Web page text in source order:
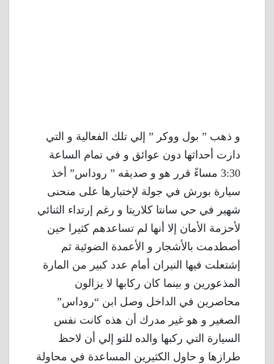
و ذهب ” بول ووكر ” إلي تلك الفعالية و التي
دارت أحداثها دون عوائق و في تمام الساعة
3:30 مساءً قرر هو و صديقه ” روداس” أخذ
سيارة بورش في جولة لإختبارها على منحنى
شهير في حي سانتا كلاريتا و رغم إرتداء الثنائي
لأحزمة الأمان إلا أنها لم تساعدهم كثيرا حين
أصطدمت بالأشجار و الأعمدة الضوئية ثم
إشتعلت فيها النيران أمام عدد كبير من المارة
المذعورين و بينما كان ركابها لا يزالون
محاصرين في الداخل وصل ابن “روداس”
الصغير و هو غير مدرك أن هذه كانت نفس
السيارة التي ركبها والده للتو إلي أن لاحظ
طرازها و حاول الكثيرين المساعدة في محاولة